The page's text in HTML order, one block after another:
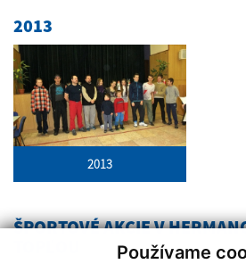
Používame
2013
2013
ŠPORTOVÉ AKCIE V